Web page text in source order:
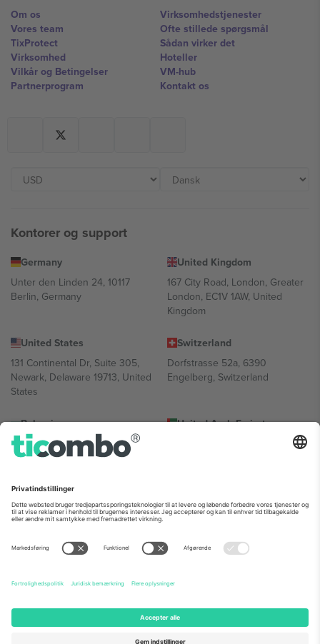
Om os
Vores team
TixProtect
Virksomhed
Vilkår og Betingelser
Partnerprogram
Virksomhedstjenester
Ofte stillede spørgsmål
Sådan virker det
Hoteller
VM-hub
Kontakt os
Kontorer og support
Germany
Unter den Linden 24, 10117
Berlin, Germany
United Kingdom
167 City Road, London, Greater
London, EC1V 1AW, United
Kingdom
United States
131 Continental Dr, Suite 305,
Newark, Delaware 19713, United
States
Switzerland
Dorfstrasse 52a, 6390
Engelberg, Switzerland
Bulgaria
Regus Sofia City West, bul
Totleben 53-55, 1606 Sofia,
United Arab Emirates
UAE Dubai Silicon Oasis, DDP
Mexico
Av Chapultepec 360, Roma
Norte, Cuauhtémoc, 06700
Ciudad de México, CDMX,
sted, begivenhed og/eller domæne. For detaljer se den specifikke
begivenhedsside, tryk og vilkår.,Virksomhed
Ticombo. Alle rettigheder forbeholdes.